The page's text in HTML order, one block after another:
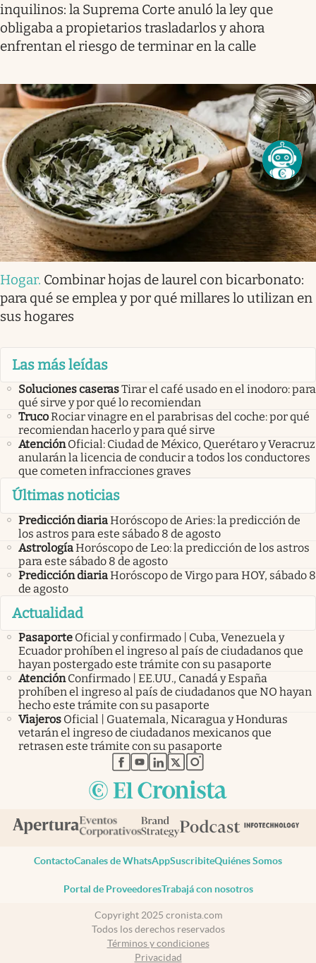
inquilinos: la Suprema Corte anuló la ley que
obligaba a propietarios trasladarlos y ahora
enfrentan el riesgo de terminar en la calle
Hogar. Combinar hojas de laurel con bicarbonato:
para qué se emplea y por qué millares lo utilizan en
sus hogares
Las más leídas
Soluciones caserasTirar el café usado en el inodoro: para
qué sirve y por qué lo recomiendan
TrucoRociar vinagre en el parabrisas del coche: por qué
recomiendan hacerlo y para qué sirve
Atención Oficial: Ciudad de México, Querétaro y Veracruz
anularán la licencia de conducir a todos los conductores
que cometen infracciones graves
Últimas noticias
Predicción diariaHoróscopo de Aries: la predicción de
los astros para este sábado 8 de agosto
AstrologíaHoróscopo de Leo: la predicción de los astros
para este sábado 8 de agosto
Predicción diariaHoróscopo de Virgo para HOY, sábado 8
de agosto
Actualidad
Pasaporte Oficial y confirmado | Cuba, Venezuela y
Ecuador prohíben el ingreso al país de ciudadanos que
hayan postergado este trámite con su pasaporte
Atención Confirmado | EE.UU., Canadá y España
prohíben el ingreso al país de ciudadanos que NO hayan
hecho este trámite con su pasaporte
Viajeros Oficial | Guatemala, Nicaragua y Honduras
vetarán el ingreso de ciudadanos mexicanos que
retrasen este trámite con su pasaporte
abre en nueva pestaña
abre en nueva pestaña
abre en nueva pestaña
abre en nueva pestaña
abre en nueva pestaña
ContactoCanales de WhatsAppSuscribiteQuiénes Somos
Portal de ProveedoresTrabajá con nosotros
Copyright 2025 cronista.com
Todos los derechos reservados
Términos y condiciones
Privacidad